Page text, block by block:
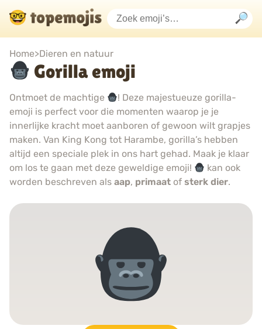
Home>Dieren en natuur
Gorilla emoji
Ontmoet de machtige
! Deze majestueuze gorilla-
emoji is perfect voor die momenten waarop je je
innerlijke kracht moet aanboren of gewoon wilt grapjes
maken. Van King Kong tot Harambe, gorilla’s hebben
altijd een speciale plek in ons hart gehad. Maak je klaar
om los te gaan met deze geweldige emoji!
kan ook
worden beschreven als aap, primaat of sterk dier.